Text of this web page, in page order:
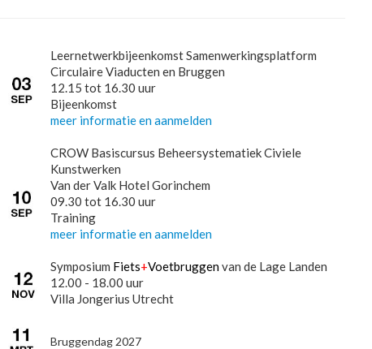
Leernetwerkbijeenkomst Samenwerkingsplatform
Circulaire Viaducten en Bruggen
12.15 tot 16.30 uur
Bijeenkomst
meer informatie en aanmelden
CROW Basiscursus Beheersystematiek Civiele
Kunstwerken
Van der Valk Hotel Gorinchem
09.30 tot 16.30 uur
Training
meer informatie en aanmelden
Symposium Fiets+Voetbruggenvan de Lage Landen
12.00 - 18.00 uur
Villa Jongerius Utrecht
Bruggendag 2027